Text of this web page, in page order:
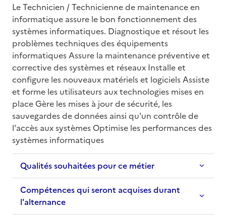
Le Technicien / Technicienne de maintenance en
informatique assure le bon fonctionnement des
systèmes informatiques. Diagnostique et résout les
problèmes techniques des équipements
informatiques Assure la maintenance préventive et
corrective des systèmes et réseaux Installe et
configure les nouveaux matériels et logiciels Assiste
et forme les utilisateurs aux technologies mises en
place Gère les mises à jour de sécurité, les
sauvegardes de données ainsi qu'un contrôle de
l'accès aux systèmes Optimise les performances des
systèmes informatiques
Qualités souhaitées pour ce métier
Compétences qui seront acquises durant
l'alternance